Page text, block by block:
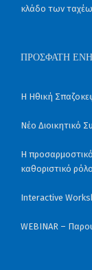
κλάδο των
ΠΡΌΣΦΑΤΗ
Η Ηθική
Νέο Διοικητικό
Η προσαρμοστικότητα, η ευελιξία και η
καθοριστικό
Interactive
WEBINAR –